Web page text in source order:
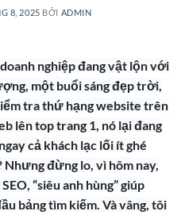
8, 2025 BỞI ADMIN
nghiệp đang vật lộn với
một buổi sáng đẹp trời,
tra thứ hạng website trên
lên top trang 1, nó lại đang
cả khách lạc lối ít ghé
đừng lo, vì hôm nay,
“siêu anh hùng” giúp
bảng tìm kiếm. Và vâng, tôi